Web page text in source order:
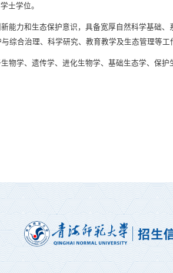
士学位。
能力和生态保护意识，具备宽厚自然科学基础
综合治理、科学研究、教育教学及生态管理等工
物学、遗传学、进化生物学、基础生态学、保